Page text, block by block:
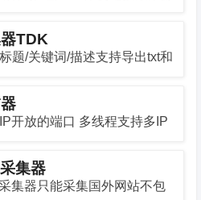
TDK
题/关键词/描述支持导出txt和
开放的端口 多线程支持多IP
集器
集器只能采集国外网站不包